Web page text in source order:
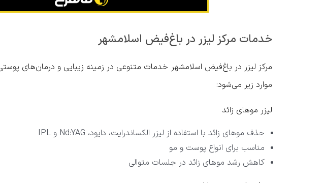
خدمات مرکز لیزر در باغ‌فیض اسلامشهر
مرکز لیزر در باغ‌فیض اسلامشهر خدمات متنوعی در زمینه زیبایی و درمان‌های
موارد زیر می‌شود:
لیزر موهای زائد
حذف موهای زائد با استفاده از لیزر الکساندرایت، دایود، Nd:YAG و IPL
مناسب برای انواع پوست و مو
کاهش رشد موهای زائد در جلسات متوالی